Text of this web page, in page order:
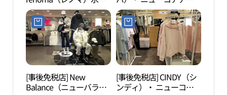
着・ ニューコアアウト
レットピョンチョン（坪
村）店(레노마수영복 뉴
코아아울렛 평촌점)
トレットピョンチョン
（坪村）店(네파 뉴코아
아울렛 평촌점)
[事後免税店] New
Balance（ニューバラン
[事後免税店] CINDY（シ
ンディ）・ ニューコア